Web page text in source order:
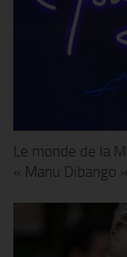
Le monde de la
« Manu Dibango